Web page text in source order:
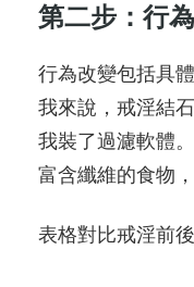
第二步：行
行為改變包括具
我來說，戒淫結
我裝了過濾軟體
富含纖維的食物
表格對比戒淫前